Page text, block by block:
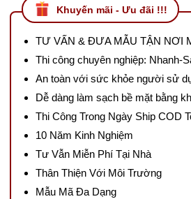
Khuyến mãi - Ưu đãi !!!
TƯ VẤN & ĐƯA MẪU TẬN NƠI
Thi công chuyên nghiệp: Nhanh-
An toàn với sức khỏe người sử
Dễ dàng làm sạch bề mặt bằng
Thi Công Trong Ngày Ship COD
10 Năm Kinh Nghiệm
Tư Vẫn Miễn Phí Tại Nhà
Thân Thiện Với Môi Trường
Mẫu Mã Đa Dạng